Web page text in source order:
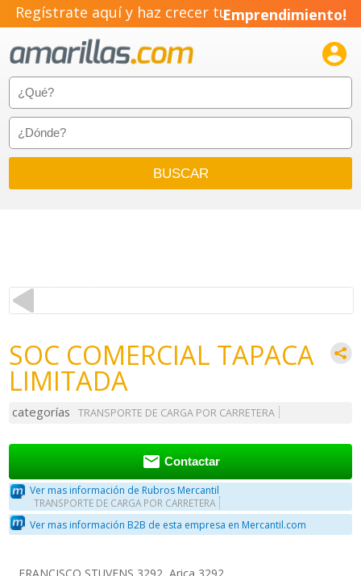
Regístrate aquí y haz crecer tuEmprendimiento!

SOC COMERCIAL TAPACA
LIMITADA
categorías TRANSPORTE DE CARGA POR CARRETERA
 Contactar
Ver mas información de Rubros Mercantil
TRANSPORTE DE CARGA POR CARRETERA
Ver mas información B2B de esta empresa en Mercantil.com